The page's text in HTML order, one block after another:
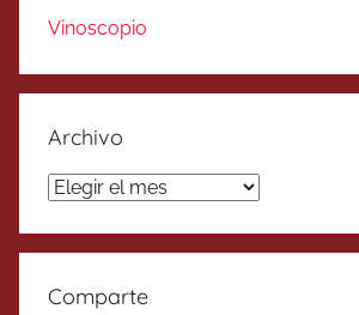
Vinoscopio
Archivo
Archivo
Comparte